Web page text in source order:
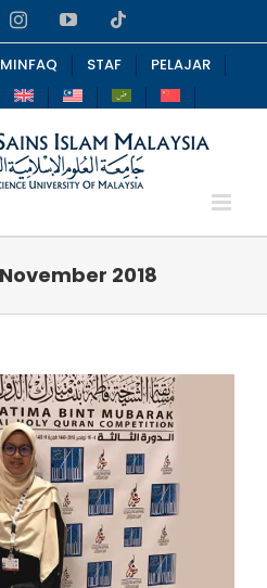
InstagramYouTube
STAF
PELAJAR
November 2018